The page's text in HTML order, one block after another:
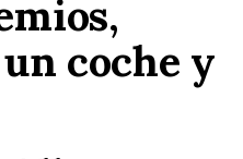
coche y